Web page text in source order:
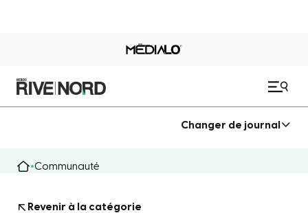
Changer de journal
Communauté
Revenir à la catégorie